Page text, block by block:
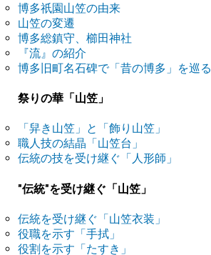
博多祇園山笠の由来
山笠の変遷
博多総鎮守、櫛田神社
『流』の紹介
博多旧町名石碑で「昔の博多」を巡る
祭りの華「山笠」
「舁き山笠」と「飾り山笠」
職人技の結晶「山笠台」
伝統の技を受け継ぐ「人形師」
"伝統"を受け継ぐ「山笠」
伝統を受け継ぐ「山笠衣装」
役職を示す「手拭」
役割を示す「たすき」